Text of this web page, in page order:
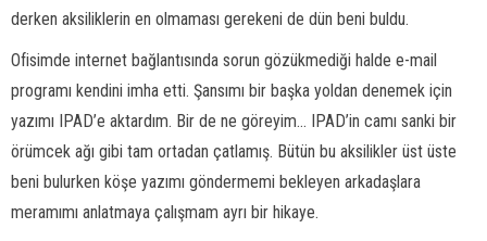
derken aksiliklerin en olmaması gerekeni de dün beni buldu.
Ofisimde internet bağlantısında sorun gözükmediği halde e-mail
programı kendini imha etti. Şansımı bir başka yoldan denemek için
yazımı IPAD’e aktardım. Bir de ne göreyim... IPAD’in camı sanki bir
örümcek ağı gibi tam ortadan çatlamış. Bütün bu aksilikler üst üste
beni bulurken köşe yazımı göndermemi bekleyen arkadaşlara
meramımı anlatmaya çalışmam ayrı bir hikaye.